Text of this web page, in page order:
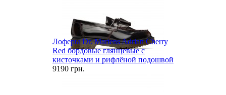
Лоферы Dr. Martens Adrian Cherry
Red бордовые глянцевые с
кисточками и рифлёной подошвой
9190 грн.